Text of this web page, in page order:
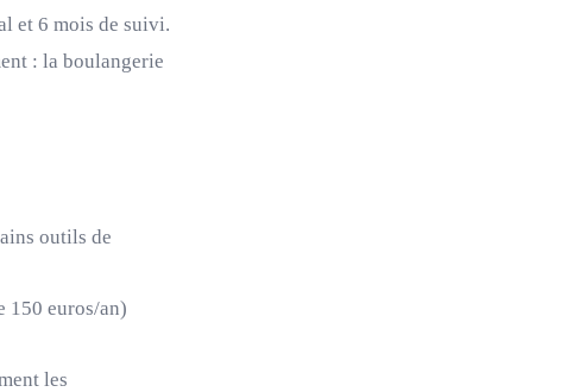
et 6 mois de suivi.
: la boulangerie
outils de
150 euros/an)
les